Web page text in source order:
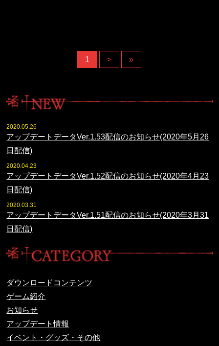
1 > »
2020.05.26
アップデートデータVer.1.53配信のお知らせ(2020年5月26
日配信)
2020.04.23
アップデートデータVer.1.52配信のお知らせ(2020年4月23
日配信)
2020.03.31
アップデートデータVer.1.51配信のお知らせ(2020年3月31
日配信)
ダウンロードコンテンツ
ゲーム紹介
お知らせ
アップデート情報
イベント・グッズ・その他